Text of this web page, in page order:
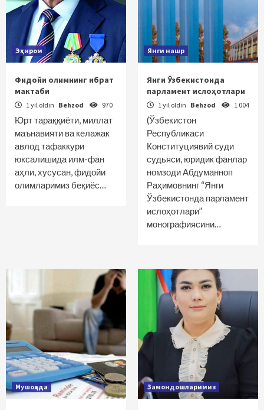
Эҳтиром
Фидойи олимнинг ибрат
мактаби
1 yil oldin Behzod 970
Юрт тараққиёти, миллат
маънавияти ва келажак
авлод тафаккури
юксалишида илм-фан
аҳли, хусусан, фидойи
олимларимиз беқиёс…
Янги нашр
Янги Ўзбекистонда
парламент ислоҳотлари
1 yil oldin Behzod 1 004
(Ўзбекистон
Республикаси
Конституциявий суди
судьяси, юридик фанлар
номзоди Абдуманноп
Раҳимовнинг “Янги
Ўзбекистонда парламент
ислоҳотлари”
монографиясини…
Мушоҳада Замондошларимиз